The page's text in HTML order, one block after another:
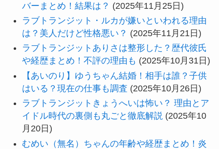
バーまとめ！結果は？ (2025年11月25日)
ラブトランジット・ルカが嫌いといわれる理由
は？美人だけど性格悪い？ (2025年11月21日)
ラブトランジットありさは整形した？歴代彼氏
や経歴まとめ！不評の理由も (2025年10月31日)
【あいのり】ゆうちゃん結婚！相手は誰？子供
はいる？現在の仕事も調査 (2025年10月26日)
ラブトランジットきょうへいは怖い？ 理由とア
イドル時代の裏側も丸ごと徹底解説 (2025年10
月20日)
むめい（無名）ちゃんの年齢や経歴まとめ！炎